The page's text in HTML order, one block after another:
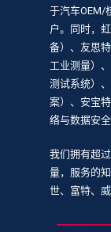
于汽车OEM/
户。同时，
备）、友思
工业测量）
测试系统）
案）、安宝
络与数据安
我们拥有超
量，服务的
世、富特、